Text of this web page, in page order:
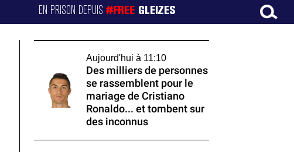
EN PRISON DEPUIS#FREE GLEIZES
Aujourd'hui à 11:10
Des milliers de personnes
se rassemblent pour le
mariage de Cristiano
Ronaldo... et tombent sur
des inconnus